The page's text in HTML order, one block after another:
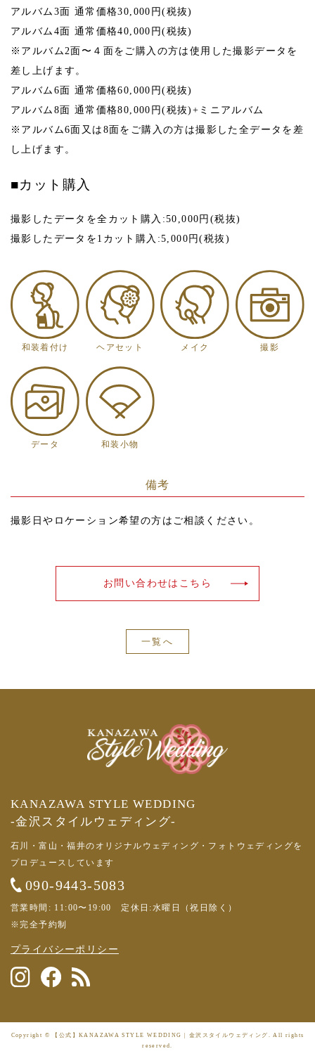
アルバム3面 通常価格30,000円(税抜)
アルバム4面 通常価格40,000円(税抜)
※アルバム2面〜４面をご購入の方は使用した撮影データを
差し上げます。
アルバム6面 通常価格60,000円(税抜)
アルバム8面 通常価格80,000円(税抜)+ミニアルバム
※アルバム6面又は8面をご購入の方は撮影した全データを差
し上げます。
■カット購入
撮影したデータを全カット購入:50,000円(税抜)
撮影したデータを1カット購入:5,000円(税抜)
和装着付け ヘアセット メイク 撮影
データ 和装小物
備考
撮影日やロケーション希望の方はご相談ください。
お問い合わせはこちら
一覧へ
KANAZAWA STYLE WEDDING
-金沢スタイルウェディング-
石川・富山・福井のオリジナルウェディング・フォトウェディングを
プロデュースしています
090-9443-5083
営業時間: 11:00〜19:00 定休日:水曜日（祝日除く）
※完全予約制
プライバシーポリシー
Copyright © 【公式】KANAZAWA STYLE WEDDING | 金沢スタイルウェディング. All rights
reserved.